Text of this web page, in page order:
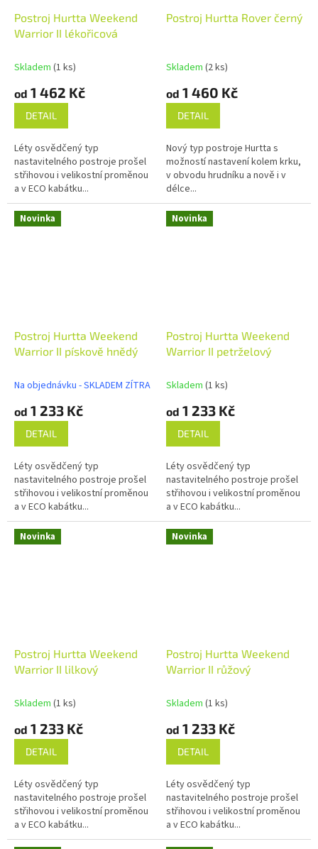
Postroj Hurtta Weekend
Warrior II lékořicová
Skladem (1 ks)
od 1 462 Kč
DETAIL
Léty osvědčený typ
nastavitelného postroje prošel
střihovou i velikostní proměnou
a v ECO kabátku...
Postroj Hurtta Rover černý
Skladem (2 ks)
od 1 460 Kč
DETAIL
Nový typ postroje Hurtta s
možností nastavení kolem krku,
v obvodu hrudníku a nově i v
délce...
Novinka
Postroj Hurtta Weekend
Warrior II pískově hnědý
Na objednávku - SKLADEM ZÍTRA
od 1 233 Kč
DETAIL
Léty osvědčený typ
nastavitelného postroje prošel
střihovou i velikostní proměnou
a v ECO kabátku...
Novinka
Postroj Hurtta Weekend
Warrior II petrželový
Skladem (1 ks)
od 1 233 Kč
DETAIL
Léty osvědčený typ
nastavitelného postroje prošel
střihovou i velikostní proměnou
a v ECO kabátku...
Novinka
Postroj Hurtta Weekend
Warrior II lilkový
Skladem (1 ks)
od 1 233 Kč
DETAIL
Léty osvědčený typ
nastavitelného postroje prošel
střihovou i velikostní proměnou
a v ECO kabátku...
Novinka
Postroj Hurtta Weekend
Warrior II růžový
Skladem (1 ks)
od 1 233 Kč
DETAIL
Léty osvědčený typ
nastavitelného postroje prošel
střihovou i velikostní proměnou
a v ECO kabátku...